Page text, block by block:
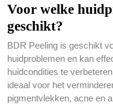
Voor welke
geschikt?
BDR Peeling is geschikt
huidproblemen en kan
huidcondities te
ideaal voor het
pigmentvlekken, acne en